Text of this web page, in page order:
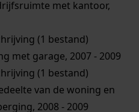
met kantoor,
(1 bestand)
met garage, 2007 - 2009
(1 bestand)
van de woning en
2008 - 2009